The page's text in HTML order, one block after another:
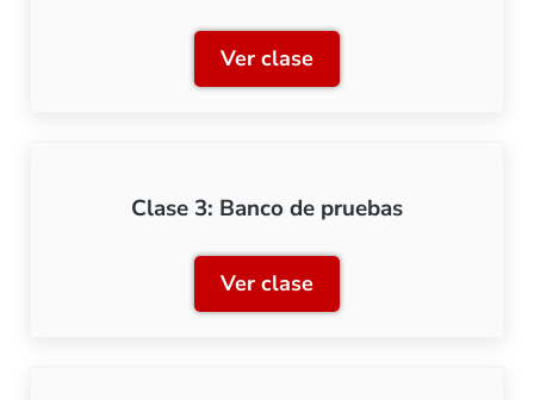
Ver claseClase 2: Comprobador de
Clase 3: Banco de pruebas
Ver claseClase 3: Banco de pruebas